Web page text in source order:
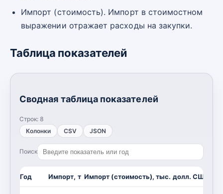
Импорт (стоимость). Импорт в стоимостном
выражении отражает расходы на закупки.
Таблица показателей
Сводная таблица показателей
Строк: 8
Колонки
CSV JSON
Поиск
Год Импорт, т Импорт (стоимость), тыс. долл. США